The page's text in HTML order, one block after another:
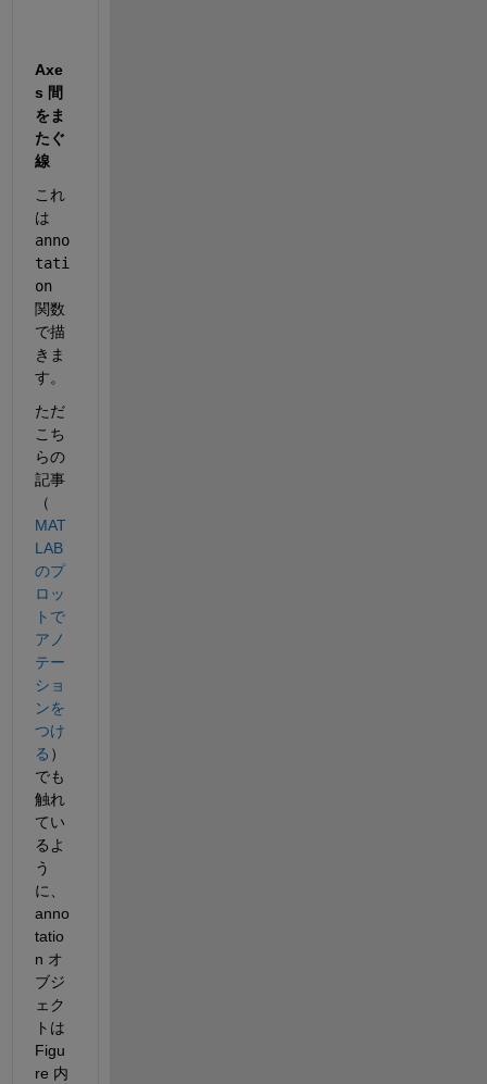
Axe
s 間
をま
たぐ
線
これ
は
anno
tati
on
関数
で描
きま
す。
ただ
こち
らの
記事
（
MAT
LAB
のプ
ロッ
トで
アノ
テー
ショ
ンを
つけ
る ）
でも
触れ
てい
るよ
う
に、
anno
tatio
n オ
ブジ
ェク
トは
Figu
re 内